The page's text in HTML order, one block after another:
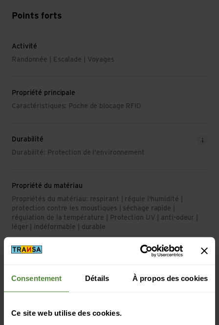
Consentement Détails À propos des cookies
Ce site web utilise des cookies.
Points forts
Activité
Randonnée | Escalade | Voyages
Propriété principale
Caractéristiques: Poche de blocage RFID
Durabilité
Durabilité: Protection de l'environnement
Propriété du matériau
Propriétés du matériau: respirant | régule l'humidité |
protection contre les moustiques | séchage rapide |
régulation de la température | Protection UV | anti-odeur |
léger | indéformable | durable